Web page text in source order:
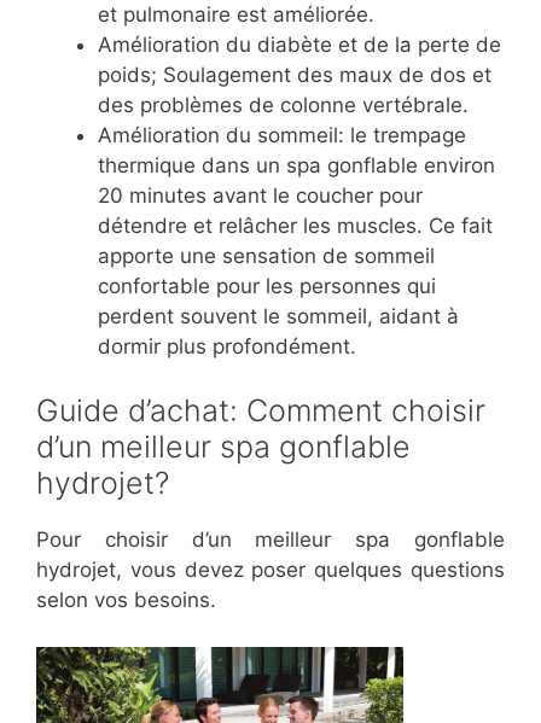
et pulmonaire est améliorée.
Amélioration du diabète et de la perte de
poids; Soulagement des maux de dos et
des problèmes de colonne vertébrale.
Amélioration du sommeil: le trempage
thermique dans un spa gonflable environ
20 minutes avant le coucher pour
détendre et relâcher les muscles. Ce fait
apporte une sensation de sommeil
confortable pour les personnes qui
perdent souvent le sommeil, aidant à
dormir plus profondément.
Guide d’achat: Comment choisir
d’un meilleur spa gonflable
hydrojet?
Pour choisir d’un meilleur spa gonflable
hydrojet, vous devez poser quelques questions
selon vos besoins.